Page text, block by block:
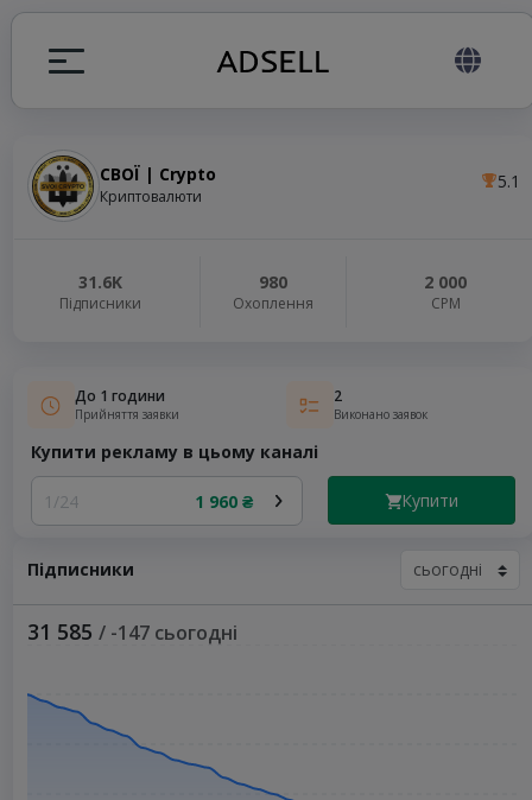
СВОЇ | Crypto
Криптовалюти
5.1
31.6K
Підписники
980
Охоплення
2 000
СРМ
До 1 години
Прийняття заявки
2
Виконано заявок
Купити рекламу в цьому каналі
1/24 1 960 ₴ Купити
Підписники
31 585 / -147 сьогодні